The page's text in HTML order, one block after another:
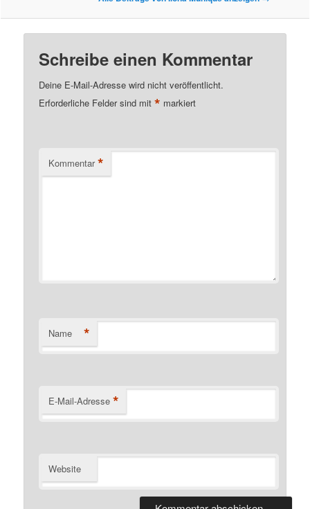
Schreibe einen Kommentar
Deine E-Mail-Adresse wird nicht veröffentlicht.
Erforderliche Felder sind mit* markiert
Kommentar *
Name *
E-Mail-Adresse *
Website